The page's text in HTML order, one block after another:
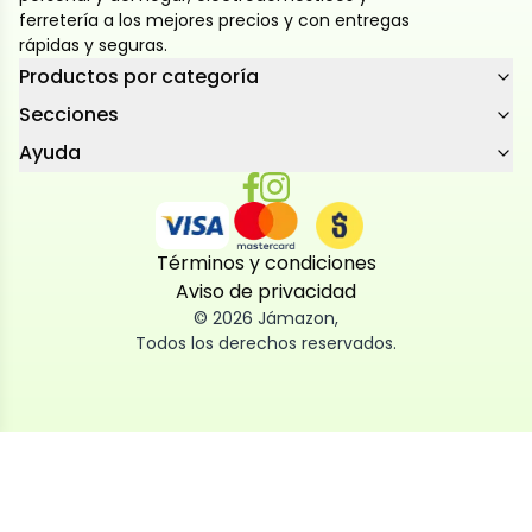
ferretería a los mejores precios y con entregas
rápidas y seguras.
Productos por categoría
Secciones
Ayuda
Términos y condiciones
Aviso de privacidad
© 2026 Jámazon,
Todos los derechos reservados.